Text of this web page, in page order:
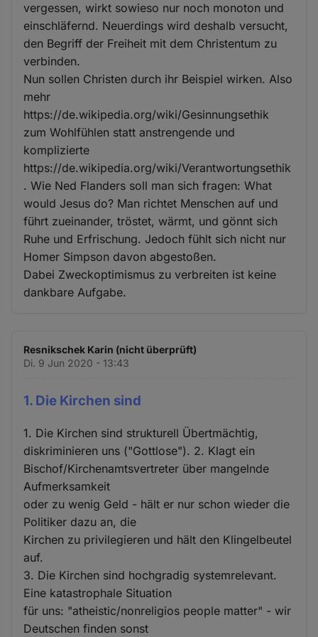
vergessen, wirkt sowieso nur noch monoton und
einschläfernd. Neuerdings wird deshalb versucht,
den Begriff der Freiheit mit dem Christentum zu
verbinden.
Nun sollen Christen durch ihr Beispiel wirken. Also
mehr
https://de.wikipedia.org/wiki/Gesinnungsethik
zum Wohlfühlen statt anstrengende und
komplizierte
https://de.wikipedia.org/wiki/Verantwortungsethik
. Wie Ned Flanders soll man sich fragen: What
would Jesus do? Man richtet Menschen auf und
führt zueinander, tröstet, wärmt, und gönnt sich
Ruhe und Erfrischung. Jedoch fühlt sich nicht nur
Homer Simpson davon abgestoßen.
Dabei Zweckoptimismus zu verbreiten ist keine
dankbare Aufgabe.
Resnikschek Karin (nicht überprüft)
Di. 9 Jun 2020 - 13:43
1. Die Kirchen sind
1. Die Kirchen sind strukturell Übertmächtig,
diskriminieren uns ("Gottlose"). 2. Klagt ein
Bischof/Kirchenamtsvertreter über mangelnde
Aufmerksamkeit
oder zu wenig Geld - hält er nur schon wieder die
Politiker dazu an, die
Kirchen zu privilegieren und hält den Klingelbeutel
auf.
3. Die Kirchen sind hochgradig systemrelevant.
Eine katastrophale Situation
für uns: "atheistic/nonreligios people matter" - wir
Deutschen finden sonst